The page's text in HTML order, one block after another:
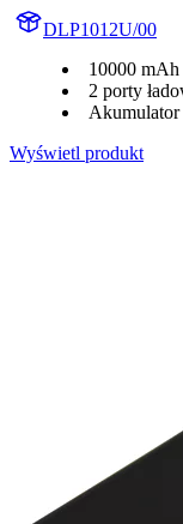
DLP1012U/00
10000 mAh
2 porty
Wyświetl produkt